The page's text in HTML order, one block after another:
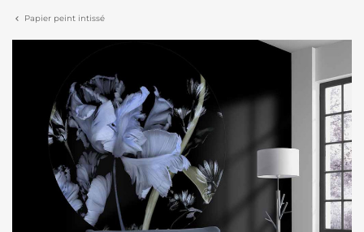
Papier peint intissé